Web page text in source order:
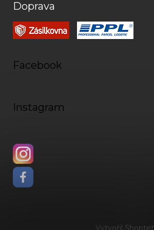
Doprava
Facebook
Instagram
Vytvořil Shoptet